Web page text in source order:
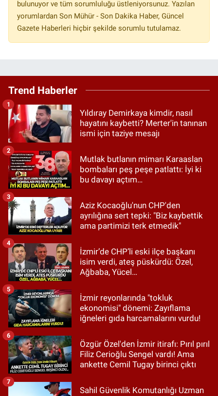
bulunuyor ve tüm sorumluluğu üstleniyorsunuz. Yazılan
yorumlardan Son Mühür - Son Dakika Haber, Güncel
Gazete Haberleri hiçbir şekilde sorumlu tutulamaz.
Trend Haberler
Yıldıray Demirkaya kimdir, nasıl
hayatını kaybetti? Merter'in tanınan
ismi için taziye mesajı
1
Mutlak butlanın mimarı Karaaslan
bombaları peş peşe patlattı: İyi ki
bu davayı açtım…
2
Aziz Kocaoğlu'nun CHP'den
ayrılığına sert tepki: "Biz kaybettik
ama partimizi terk etmedik"
3
İzmir’de CHP’li eski ilçe başkanı
isim verdi, ateş püskürdü: Özel,
Ağbaba, Yücel…
4
İzmir reyonlarında "tokluk
ekonomisi" dönemi: Zayıflama
iğneleri gıda harcamalarını vurdu!
5
Özgür Özel'den İzmir itirafı: Pırıl pırıl
Filiz Cerioğlu Sengel vardı! Ama
ankette Cemil Tugay birinci çıktı
6
Sahil Güvenlik Komutanlığı Uzman
7